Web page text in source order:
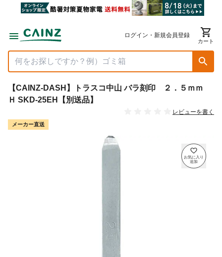
ログイン・新規会員登録
カート
【CAINZ-DASH】トラスコ中山 バラ刻印 ２．５ｍｍ
Ｈ SKD-25EH【別送品】
レビューを書く
メーカー直送